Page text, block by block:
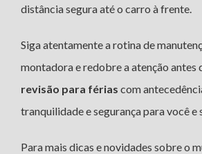
distância segura até o carro à frente.
Siga atentamente a rotina de
montadora e redobre a atenção antes
revisão para férias com
tranquilidade e segurança para você e
Para mais dicas e novidades sobre o